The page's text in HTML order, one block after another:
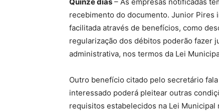
recebimento do documento. Junior Pires
facilitada através de benefícios, como
regularização dos débitos poderão fazer
administrativa, nos termos da Lei
Outro benefício citado pelo secretário
interessado poderá pleitear outras
requisitos estabelecidos na Lei Municipal